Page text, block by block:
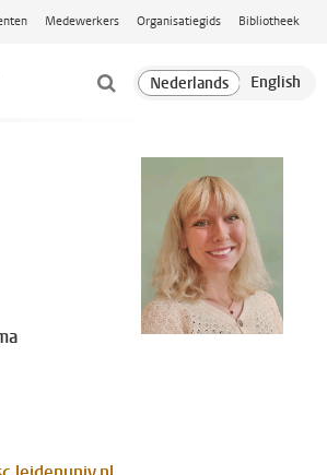
Medewerkers Organisatiegids Bibliotheek